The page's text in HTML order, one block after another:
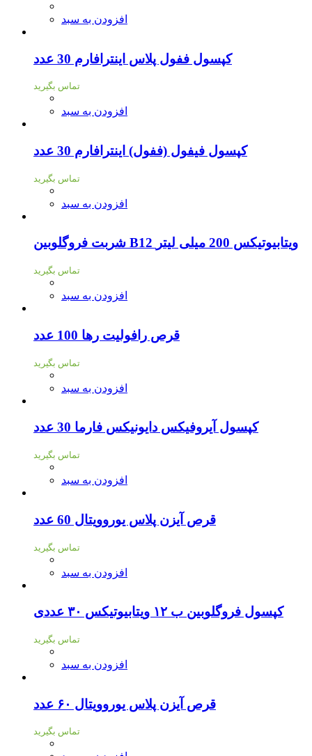
افزودن به سبد
کپسول ففول پلاس اینترافارم 30 عدد
تماس بگیرید
افزودن به سبد
کپسول فیفول (ففول) اینترافارم 30 عدد
تماس بگیرید
افزودن به سبد
شربت فروگلوبین B12 ویتابیوتیکس 200 میلی لیتر
تماس بگیرید
افزودن به سبد
قرص رافولیت رها 100 عدد
تماس بگیرید
افزودن به سبد
کپسول آیروفیکس دایونیکس فارما 30 عدد
تماس بگیرید
افزودن به سبد
قرص آیزن پلاس یوروویتال 60 عدد
تماس بگیرید
افزودن به سبد
کپسول فروگلوبین ب ۱۲ ویتابیوتیکس ۳۰ عددی
تماس بگیرید
افزودن به سبد
قرص آیزن پلاس یوروویتال ۶۰ عدد
تماس بگیرید